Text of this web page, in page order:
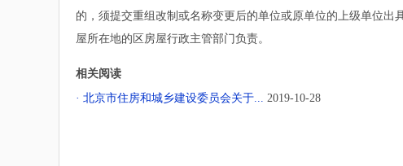
的，须提交重组改制或名称变更后的单位或原单位的上级单位
屋所在地的区房屋行政主管部门负责。
相关阅读
· 北京市住房和城乡建设委员会关于... 2019-10-28